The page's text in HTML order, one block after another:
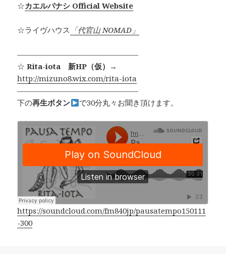
☆カエルバナシ Official Website
☆ライヴハウス 「代官山 NOMAD」
————————————————
☆Rita-iota 新HP（仮） →
http://mizuno8.wix.com/rita-iota
————————————————
下の再生ボタン で30分丸々お聞き頂けます。
https://soundcloud.com/fm840jp/pausatempo150111
-300